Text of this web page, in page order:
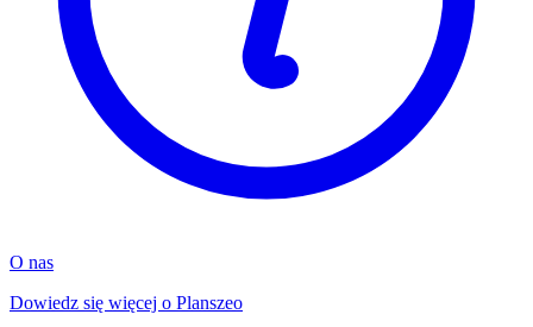
O nas
Dowiedz się więcej o Planszeo